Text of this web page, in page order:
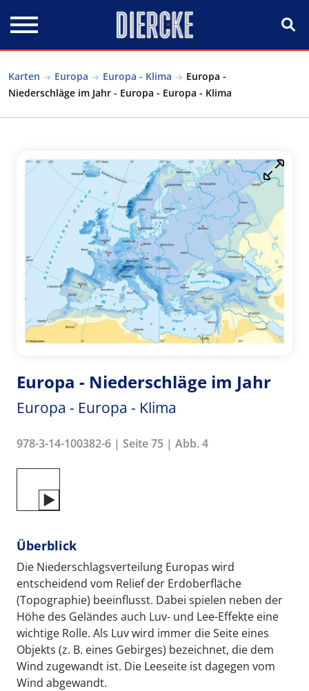
Karten Europa Europa - Klima
Europa -
Niederschläge im Jahr - Europa - Europa - Klima
Europa - Niederschläge im Jahr
Europa - Europa - Klima
978-3-14-100382-6 | Seite 75 | Abb. 4
Überblick
Die Niederschlagsverteilung Europas wird
entscheidend vom Relief der Erdoberfläche
(Topographie) beeinflusst. Dabei spielen neben der
Höhe des Geländes auch Luv- und Lee-Effekte eine
wichtige Rolle. Als Luv wird immer die Seite eines
Objekts (z. B. eines Gebirges) bezeichnet, die dem
Wind zugewandt ist. Die Leeseite ist dagegen vom
Wind abgewandt.